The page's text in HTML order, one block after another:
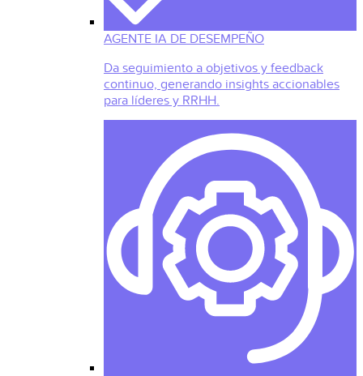
AGENTE IA DE DESEMPEÑO
Da seguimiento a objetivos y feedback
continuo, generando insights accionables
para líderes y RRHH.